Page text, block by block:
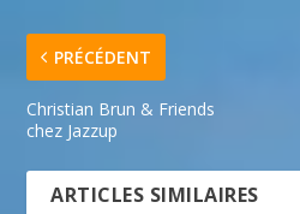
PRÉCÉDENT
Christian Brun & Friends
chez Jazzup
ARTICLES SIMILAIRES